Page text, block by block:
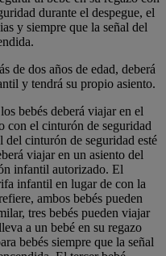
durante el despegue, el
y siempre que la señal del
de dos años de edad, deberá
y tendrá su propio asiento.
bebés deberá viajar en el
con el cinturón de seguridad
del cinturón de seguridad esté
viajar en un asiento del
infantil autorizado. El
infantil en lugar de con la
ambos bebés pueden
tres bebés pueden viajar
a un bebé en su regazo
bebés siempre que la señal